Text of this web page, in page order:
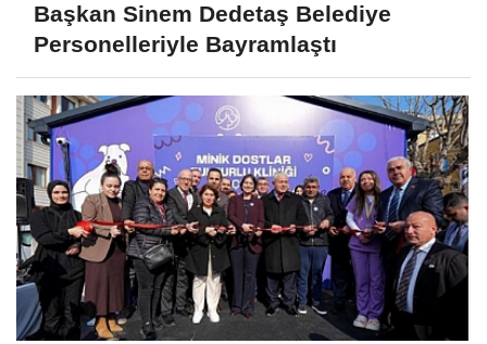
Başkan Sinem Dedetaş Belediye
Personelleriyle Bayramlaştı